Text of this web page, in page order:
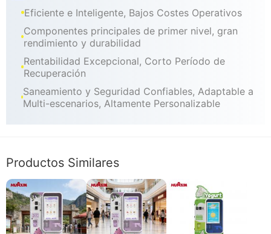
omponentes comprobados de la cadena de suministr
o, esta máquina equilibra los bajos costos operativos
con altos ingresos por ventas de márgenes.
Eficiente e Inteligente, Bajos Costes Operativos
Componentes principales de primer nivel, gran
rendimiento y durabilidad
Rentabilidad Excepcional, Corto Período de
Recuperación
Saneamiento y Seguridad Confiables, Adaptable a
Multi-escenarios, Altamente Personalizable
Productos Similares